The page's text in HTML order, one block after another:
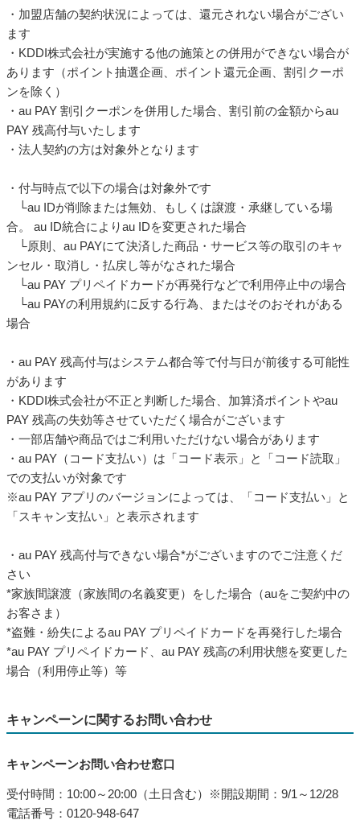
・加盟店舗の契約状況によっては、還元されない場合がござい
ます
・KDDI株式会社が実施する他の施策との併用ができない場合が
あります（ポイント抽選企画、ポイント還元企画、割引クーポ
ンを除く）
・au PAY 割引クーポンを併用した場合、割引前の金額からau
PAY 残高付与いたします
・法人契約の方は対象外となります
・付与時点で以下の場合は対象外です
└au IDが削除または無効、もしくは譲渡・承継している場
合。 au ID統合によりau IDを変更された場合
└原則、au PAYにて決済した商品・サービス等の取引のキャ
ンセル・取消し・払戻し等がなされた場合
└au PAY プリペイドカードが再発行などで利用停止中の場合
└au PAYの利用規約に反する行為、またはそのおそれがある
場合
・au PAY 残高付与はシステム都合等で付与日が前後する可能性
があります
・KDDI株式会社が不正と判断した場合、加算済ポイントやau
PAY 残高の失効等させていただく場合がございます
・一部店舗や商品ではご利用いただけない場合があります
・au PAY（コード支払い）は「コード表示」と「コード読取」
での支払いが対象です
※au PAY アプリのバージョンによっては、「コード支払い」と
「スキャン支払い」と表示されます
・au PAY 残高付与できない場合*がございますのでご注意くだ
さい
*家族間譲渡（家族間の名義変更）をした場合（auをご契約中の
お客さま）
*盗難・紛失によるau PAY プリペイドカードを再発行した場合
*au PAY プリペイドカード、au PAY 残高の利用状態を変更した
場合（利用停止等）等
キャンペーンに関するお問い合わせ
キャンペーンお問い合わせ窓口
受付時間：10:00～20:00（土日含む）※開設期間：9/1～12/28
電話番号：0120-948-647